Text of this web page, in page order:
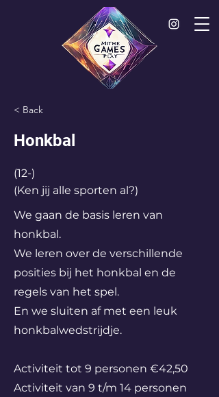
< Back
Honkbal
(12-)
(Ken jij alle sporten al?)
We gaan de basis leren van
honkbal.
We leren over de verschillende
posities bij het honkbal en de
regels van het spel.
En we sluiten af met een leuk
honkbalwedstrijdje.
Activiteit tot 9 personen €42,50
Activiteit van 9 t/m 14 personen